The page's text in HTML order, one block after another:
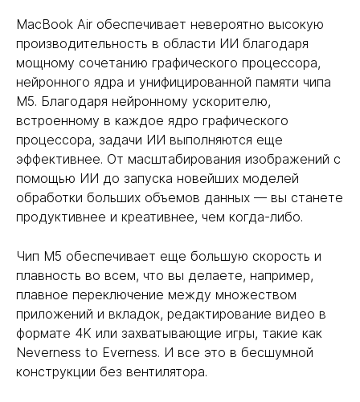
MacBook Air обеспечивает невероятно высокую
производительность в области ИИ благодаря
мощному сочетанию графического процессора,
нейронного ядра и унифицированной памяти чипа
M5. Благодаря нейронному ускорителю,
встроенному в каждое ядро графического
процессора, задачи ИИ выполняются еще
эффективнее. От масштабирования изображений с
помощью ИИ до запуска новейших моделей
обработки больших объемов данных — вы станете
продуктивнее и креативнее, чем когда-либо.
Чип M5 обеспечивает еще большую скорость и
плавность во всем, что вы делаете, например,
плавное переключение между множеством
приложений и вкладок, редактирование видео в
формате 4K или захватывающие игры, такие как
Neverness to Everness. И все это в бесшумной
конструкции без вентилятора.